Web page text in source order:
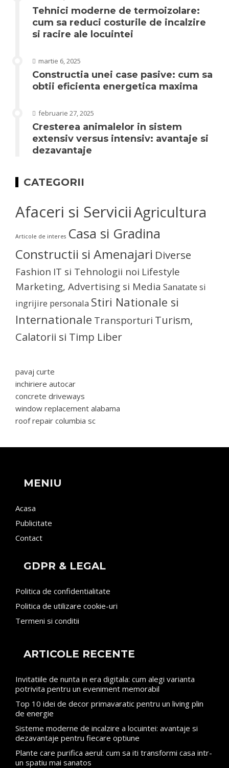
Tehnici moderne de termoizolare:
cum sa reduci costurile de incalzire
si racire ale locuintei
martie 6, 2025
Constructia unei case pasive: cum sa
obtii eficienta energetica maxima
februarie 27, 2025
Cresterea animalelor in sistem
extensiv versus intensiv: avantaje si
dezavantaje
CATEGORII
Afaceri si ServiciiAgricultura
Articole de interes Casa si Gradina
Constructii si Amenajari Diverse
Fashion IT si Tehnologii noi Lifestyle
Marketing, Advertising si Media Sanatate si
ingrijire personala Stiri Nationale si
Internationale Transporturi Turism,
Calatorii si Timp Liber
pavaj curte
inchiriere autocar
concrete driveways
window replacement alabama
roof repair columbia sc
MENIU
Acasa
Publicitate
Contact
GDPR & LEGAL
Politica de confidentialitate
Politica de utilizare cookie-uri
Termeni si conditii
ARTICOLE RECENTE
Invitatiile de nunta in era digitala: cum alegi varianta
potrivita pentru un eveniment memorabil
Top 10 idei de decor primavaratic pentru un living plin
de energie
Sisteme moderne de incalzire a locuintei: avantaje si
dezavantaje pentru fiecare optiune
Plante care purifica aerul: cum sa iti transformi casa intr-
un spatiu mai sanatos